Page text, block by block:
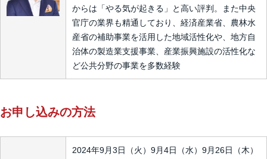
からは「やる気が起きる」と高い評判。また中央
官庁の業界も精通しており、経済産業省、農林水
産省の補助事業を活用した地域活性化や、地方自
治体の製造業支援事業、産業振興施設の活性化な
ど公共分野の事業を多数経験
お申し込みの方法
2024年9月3日（火）9月4日（水）9月26日（木）